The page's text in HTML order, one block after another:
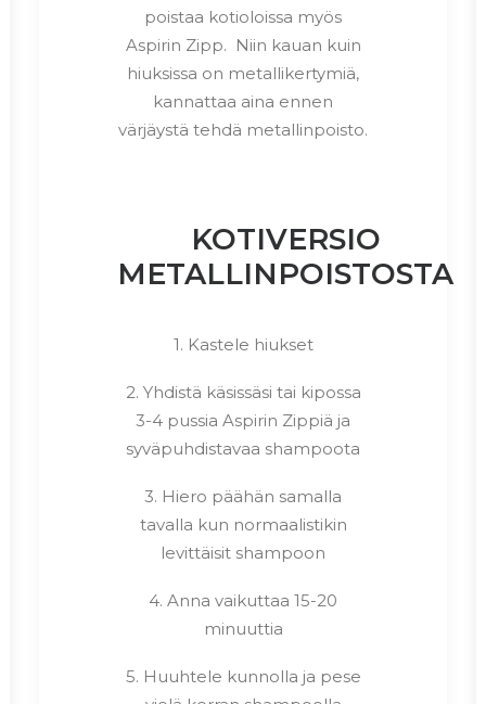
poistaa kotioloissa myös
Aspirin Zipp. Niin kauan kuin
hiuksissa on metallikertymiä,
kannattaa aina ennen
värjäystä tehdä metallinpoisto.
KOTIVERSIO
METALLINPOISTOSTA
1. Kastele hiukset
2. Yhdistä käsissäsi tai kipossa
3-4 pussia Aspirin Zippiä ja
syväpuhdistavaa shampoota
3. Hiero päähän samalla
tavalla kun normaalistikin
levittäisit shampoon
4. Anna vaikuttaa 15-20
minuuttia
5. Huuhtele kunnolla ja pese